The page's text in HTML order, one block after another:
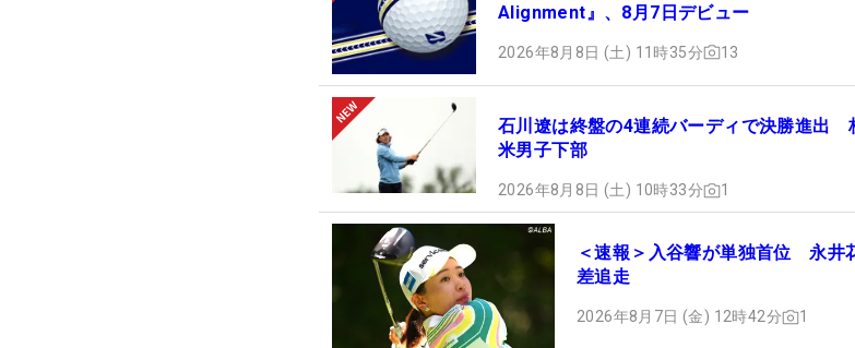
Alignment』、8月7日デビュー
2026年8月8日 (土) 11時35分 13
石川遼は終盤の4連続バーディで決勝進出
米男子下部
2026年8月8日 (土) 10時33分 1
＜速報＞入谷響が単独首位 永井
差追走
2026年8月7日 (金) 12時42分 1